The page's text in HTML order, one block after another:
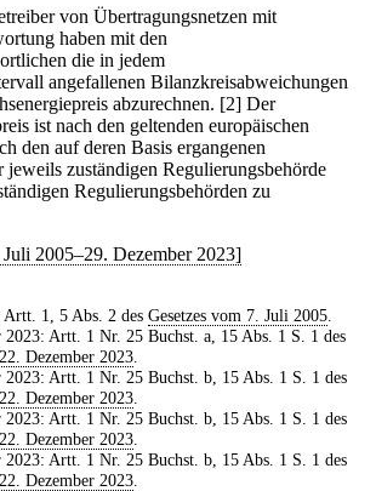
von Übertragungsnetzen mit
haben mit den
die in jedem
angefallenen Bilanzkreisabweichungen
abzurechnen. [2] Der
ist nach den geltenden europäischen
den auf deren Basis ergangenen
jeweils zuständigen Regulierungsbehörde
Regulierungsbehörden zu
2005–29. Dezember 2023]
Artt. 1, 5 Abs. 2 des Gesetzes vom 7. Juli 2005.
2023: Artt. 1 Nr. 25 Buchst. a, 15 Abs. 1 S. 1 des
Dezember 2023
2023: Artt. 1 Nr. 25 Buchst. b, 15 Abs. 1 S. 1 des
Dezember 2023
2023: Artt. 1 Nr. 25 Buchst. b, 15 Abs. 1 S. 1 des
Dezember 2023
2023: Artt. 1 Nr. 25 Buchst. b, 15 Abs. 1 S. 1 des
Dezember 2023